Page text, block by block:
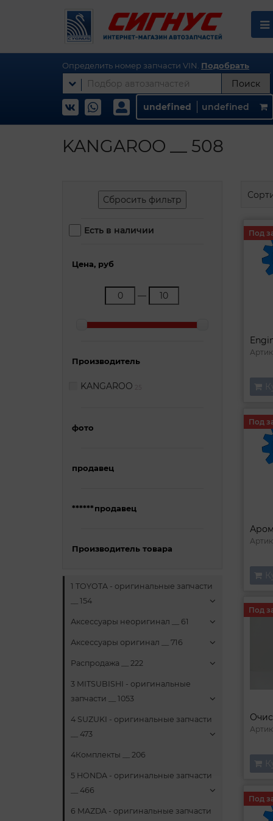
Определить номер запчасти VIN. Подобрать
Поиск
undefined undefined
KANGAROO __ 508
Сбросить фильтр
Есть в наличии
Цена, руб
—
Производитель
KANGAROO
фото
продавец
******продавец
Производитель товара
1 TOYOTA - оригинальные запчасти
__ 154
Аксессуары неоригинал __ 61
Аксессуары оригинал __ 716
Распродажа __ 222
3 MITSUBISHI - оригинальные
запчасти __ 1053
4 SUZUKI - оригинальные запчасти
__ 473
4Комплекты __ 206
5 HONDA - оригинальные запчасти
__ 466
6 MAZDA - оригинальные запчасти
Под
Под
Под
Под